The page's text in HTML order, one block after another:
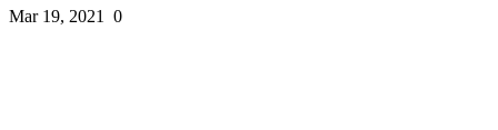
Mar 19, 2021 0